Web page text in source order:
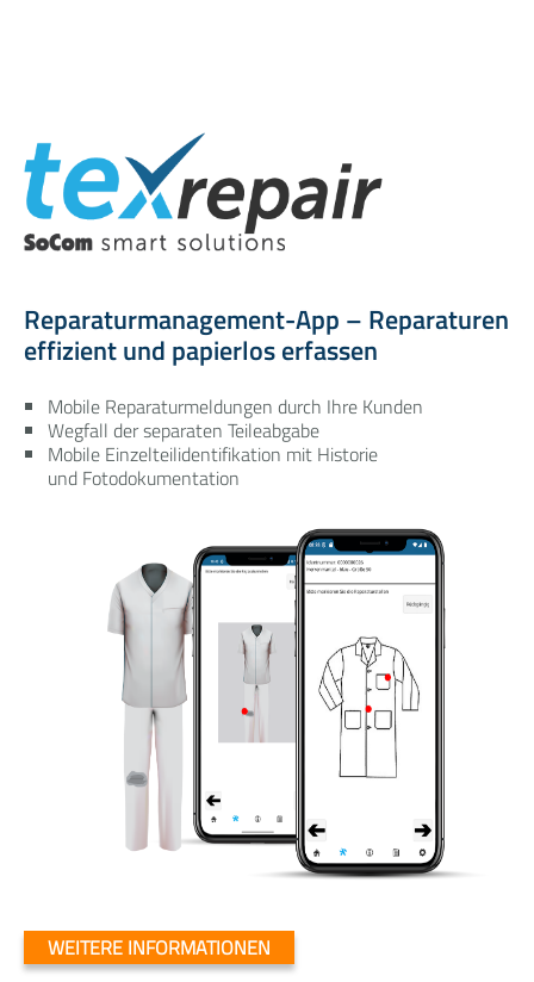
Reparaturmanagement-App – Reparaturen
effizient und papierlos erfassen
Mobile Reparaturmeldungen durch Ihre Kunden
Wegfall der separaten Teileabgabe
Mobile Einzelteilidentifikation mit Historie
und Fotodokumentation
WEITERE INFORMATIONEN